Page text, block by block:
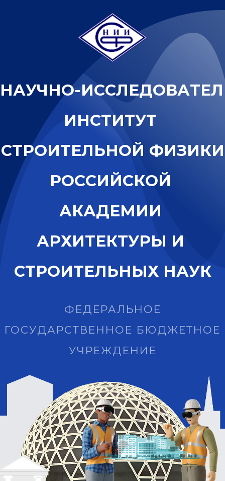
НАУЧНО-ИССЛЕДОВАТЕЛ
ИНСТИТУТ
СТРОИТЕЛЬНОЙ ФИЗИКИ
РОССИЙСКОЙ
АКАДЕМИИ
АРХИТЕКТУРЫ И
СТРОИТЕЛЬНЫХ НАУК
ФЕДЕРАЛЬНОЕ
ГОСУДАРСТВЕННОЕ БЮДЖЕТНОЕ
УЧРЕЖДЕНИЕ